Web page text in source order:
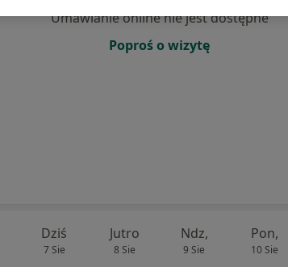
Umawianie online nie jest dostępne
Poproś o wizytę
Dziś
7 Sie
Jutro
8 Sie
Ndz,
9 Sie
Pon,
10 Sie